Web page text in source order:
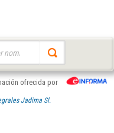
ofrecida por
Jadima Sl.